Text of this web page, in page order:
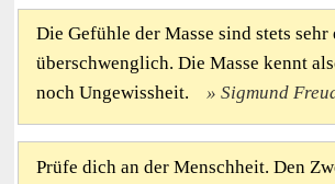
Die Gefühle der Masse sind stets
überschwenglich. Die Masse kennt
noch Ungewissheit.
Sigmund
Prüfe dich an der Menschheit. Den